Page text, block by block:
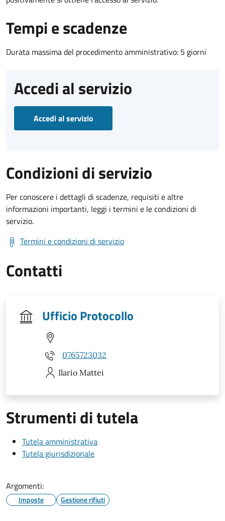
Tempi e scadenze
Durata massima del procedimento amministrativo: 5 giorni
Accedi al servizio
Accedi al servizio
Condizioni di servizio
Per conoscere i dettagli di scadenze, requisiti e altre
informazioni importanti, leggi i termini e le condizioni di
servizio.
Termini e condizioni di servizio
Contatti
Ufficio Protocollo
0765723032
Ilario Mattei
Strumenti di tutela
Tutela amministrativa
Tutela giurisdizionale
Argomenti:
Imposte Gestione rifiuti